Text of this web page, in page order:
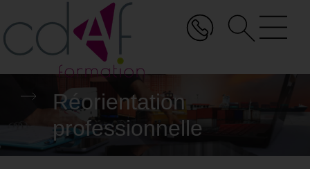
Aller
contenu
Réorientation
professionnelle